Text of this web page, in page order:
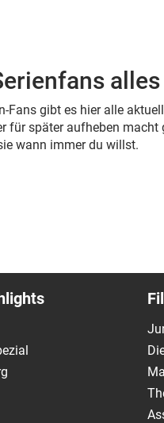
Fans gibt es hier alle
für später aufheben macht
wann immer du willst.